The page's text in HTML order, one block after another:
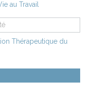
au Travail
Thérapeutique du